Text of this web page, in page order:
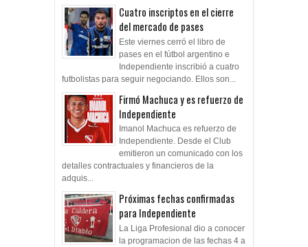
Cuatro inscriptos en el cierre
del mercado de pases
Este viernes cerró el libro de
pases en el fútbol argentino e
Independiente inscribió a cuatro
futbolistas para seguir negociando. Ellos son...
Firmó Machuca y es refuerzo de
Independiente
Imanol Machuca es refuerzo de
Independiente. Desde el Club
emitieron un comunicado con los
detalles contractuales y financieros de la
adquis...
Próximas fechas confirmadas
para Independiente
La Liga Profesional dio a conocer
la programacion de las fechas 4 a